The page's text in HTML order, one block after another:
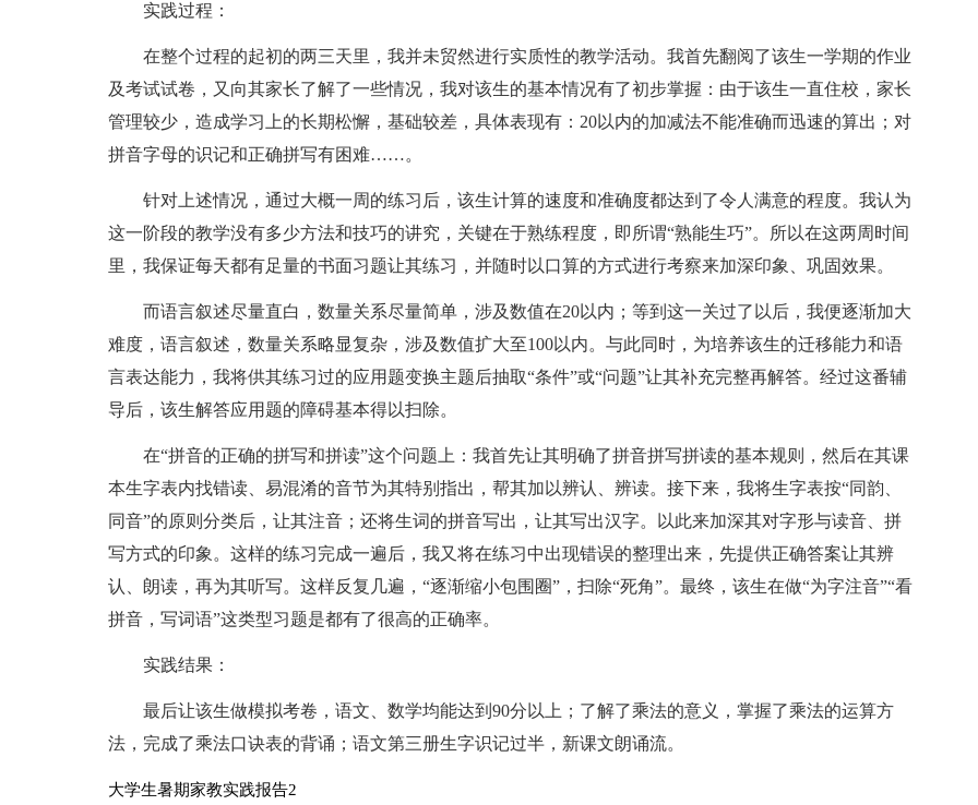
实践过程：
在整个过程的起初的两三天里，我并未贸然进行实质性的教学活动。我首先翻阅了该生一学期的作业
及考试试卷，又向其家长了解了一些情况，我对该生的基本情况有了初步掌握：由于该生一直住校，家长
管理较少，造成学习上的长期松懈，基础较差，具体表现有：20以内的加减法不能准确而迅速的算出；对
拼音字母的识记和正确拼写有困难……。
针对上述情况，通过大概一周的练习后，该生计算的速度和准确度都达到了令人满意的程度。我认为
这一阶段的教学没有多少方法和技巧的讲究，关键在于熟练程度，即所谓“熟能生巧”。所以在这两周时间
里，我保证每天都有足量的书面习题让其练习，并随时以口算的方式进行考察来加深印象、巩固效果。
而语言叙述尽量直白，数量关系尽量简单，涉及数值在20以内；等到这一关过了以后，我便逐渐加大
难度，语言叙述，数量关系略显复杂，涉及数值扩大至100以内。与此同时，为培养该生的迁移能力和语
言表达能力，我将供其练习过的应用题变换主题后抽取“条件”或“问题”让其补充完整再解答。经过这番辅
导后，该生解答应用题的障碍基本得以扫除。
在“拼音的正确的拼写和拼读”这个问题上：我首先让其明确了拼音拼写拼读的基本规则，然后在其课
本生字表内找错读、易混淆的音节为其特别指出，帮其加以辨认、辨读。接下来，我将生字表按“同韵、
同音”的原则分类后，让其注音；还将生词的拼音写出，让其写出汉字。以此来加深其对字形与读音、拼
写方式的印象。这样的练习完成一遍后，我又将在练习中出现错误的整理出来，先提供正确答案让其辨
认、朗读，再为其听写。这样反复几遍，“逐渐缩小包围圈”，扫除“死角”。最终，该生在做“为字注音”“看
拼音，写词语”这类型习题是都有了很高的正确率。
实践结果：
最后让该生做模拟考卷，语文、数学均能达到90分以上；了解了乘法的意义，掌握了乘法的运算方
法，完成了乘法口诀表的背诵；语文第三册生字识记过半，新课文朗诵流。
大学生暑期家教实践报告2